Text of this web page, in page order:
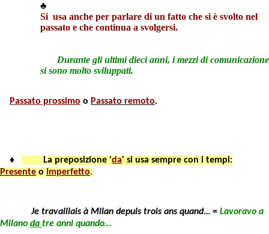
♣
Si usa anche per parlare di un fatto che si è svolto nel
passato e che continua a svolgersi.
Durante gli ultimi dieci anni, i mezzi di comunicazione
si sono molto sviluppati.
Passato prossimo o Passato remoto.
♦ La preposizione 'da' si usa sempre con i tempi:
Presente o Imperfetto.
Je travaillaisà Milan depuistrois ans quand… = Lavoravo a
Milano da tre anni quando…